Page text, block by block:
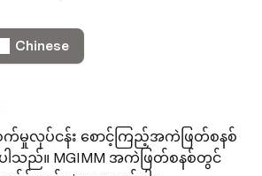
Chinese
က်မှုလုပ်ငန်း စောင့်ကြည့်အကဲဖြတ်စနစ်
ါသည်။ MGIMM အကဲဖြတ်စနစ်တွင်